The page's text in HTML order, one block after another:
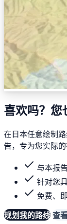
喜欢吗？您
在日本任意绘制
告，专为您实际的
与本报
针对您
免费、
规划我的路线查